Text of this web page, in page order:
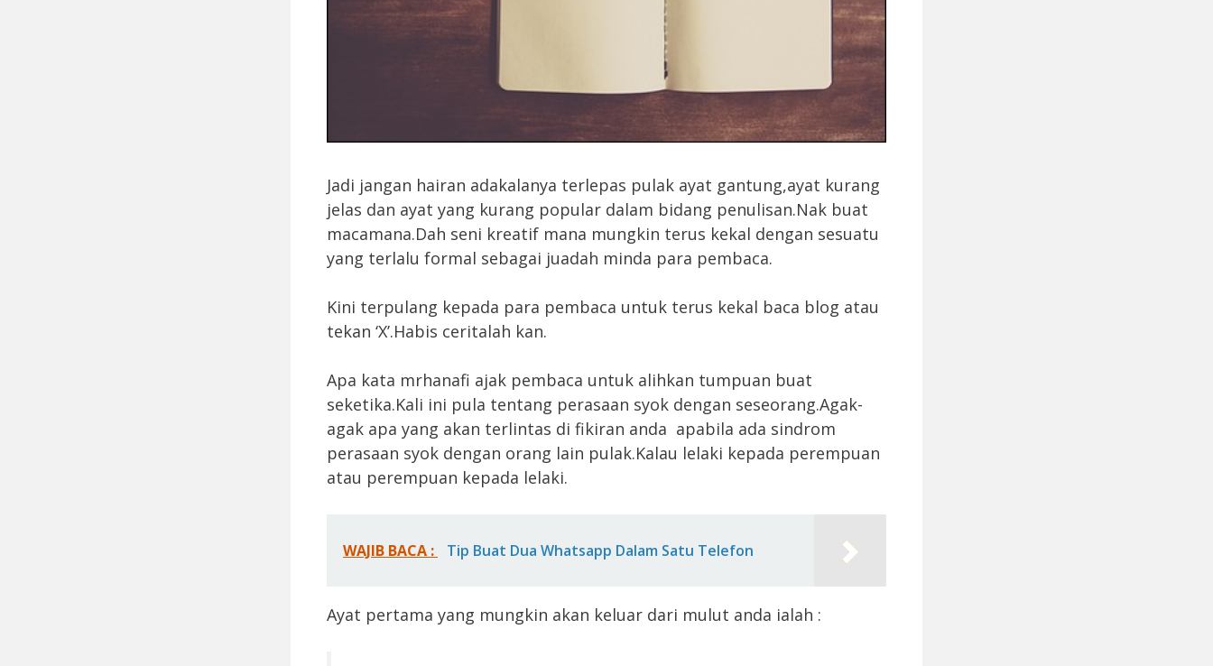
Jadi jangan hairan adakalanya terlepas pulak ayat gantung,ayat kurang
jelas dan ayat yang kurang popular dalam bidang penulisan.Nak buat
macamana.Dah seni kreatif mana mungkin terus kekal dengan sesuatu
yang terlalu formal sebagai juadah minda para pembaca.
Kini terpulang kepada para pembaca untuk terus kekal baca blog atau
tekan ‘X’.Habis ceritalah kan.
Apa kata mrhanafi ajak pembaca untuk alihkan tumpuan buat
seketika.Kali ini pula tentang perasaan syok dengan seseorang.Agak-
agak apa yang akan terlintas di fikiran anda apabila ada sindrom
perasaan syok dengan orang lain pulak.Kalau lelaki kepada perempuan
atau perempuan kepada lelaki.
WAJIB BACA : Tip Buat Dua Whatsapp Dalam Satu Telefon
Ayat pertama yang mungkin akan keluar dari mulut anda ialah :